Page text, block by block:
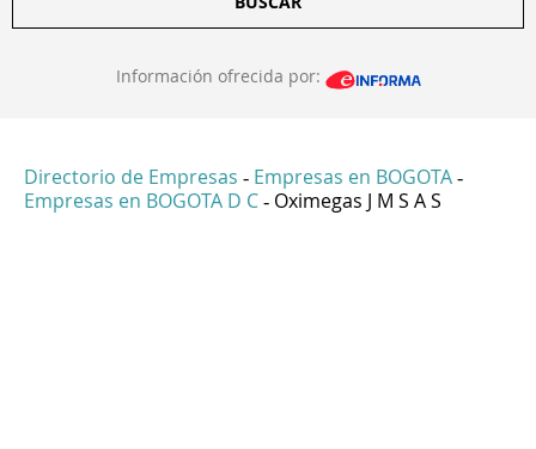
Información ofrecida por:
Directorio de Empresas - Empresas en BOGOTA -
Empresas en BOGOTA D C - Oximegas J M S A S